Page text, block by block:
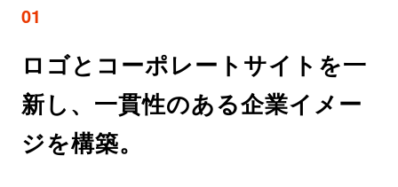
01
ロゴとコーポレートサイトを一
新し、一貫性のある企業イメー
ジを構築。